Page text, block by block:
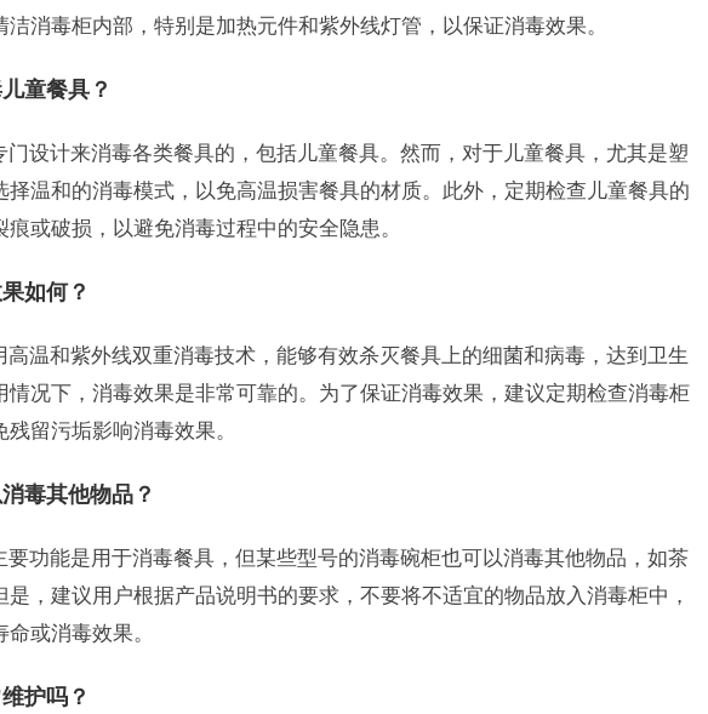
消毒柜内部，特别是加热元件和紫外线灯管，以保证消毒效果。
童餐具？
门设计来消毒各类餐具的，包括儿童餐具。然而，对于儿童餐具，尤其是塑
择温和的消毒模式，以免高温损害餐具的材质。此外，定期检查儿童餐具的
或破损，以避免消毒过程中的安全隐患。
如何？
高温和紫外线双重消毒技术，能够有效杀灭餐具上的细菌和病毒，达到卫生
情况下，消毒效果是非常可靠的。为了保证消毒效果，建议定期检查消毒柜
留污垢影响消毒效果。
毒其他物品？
要功能是用于消毒餐具，但某些型号的消毒碗柜也可以消毒其他物品，如茶
，建议用户根据产品说明书的要求，不要将不适宜的物品放入消毒柜中，
或消毒效果。
护吗？